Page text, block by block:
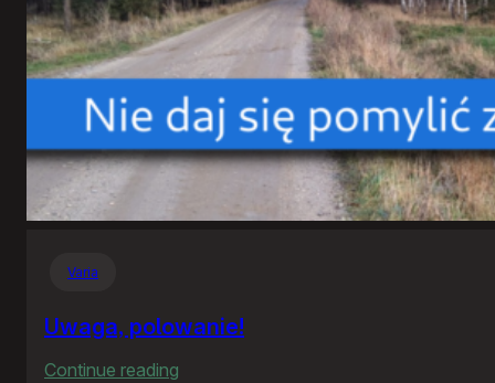
Varia
Uwaga, polowanie!
Continue reading